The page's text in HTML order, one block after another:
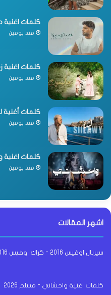
كلمات اغنية
منذ يومين
كلمات اغنية
منذ يومين
كلمات أغنية
منذ يومين
كلمات اغنية
منذ يومين
اشهر المقالات
سيريال اوفيس 2016 - كراك اوفيس 2016
كلمات اغنية واحشاني - مسلم 2026